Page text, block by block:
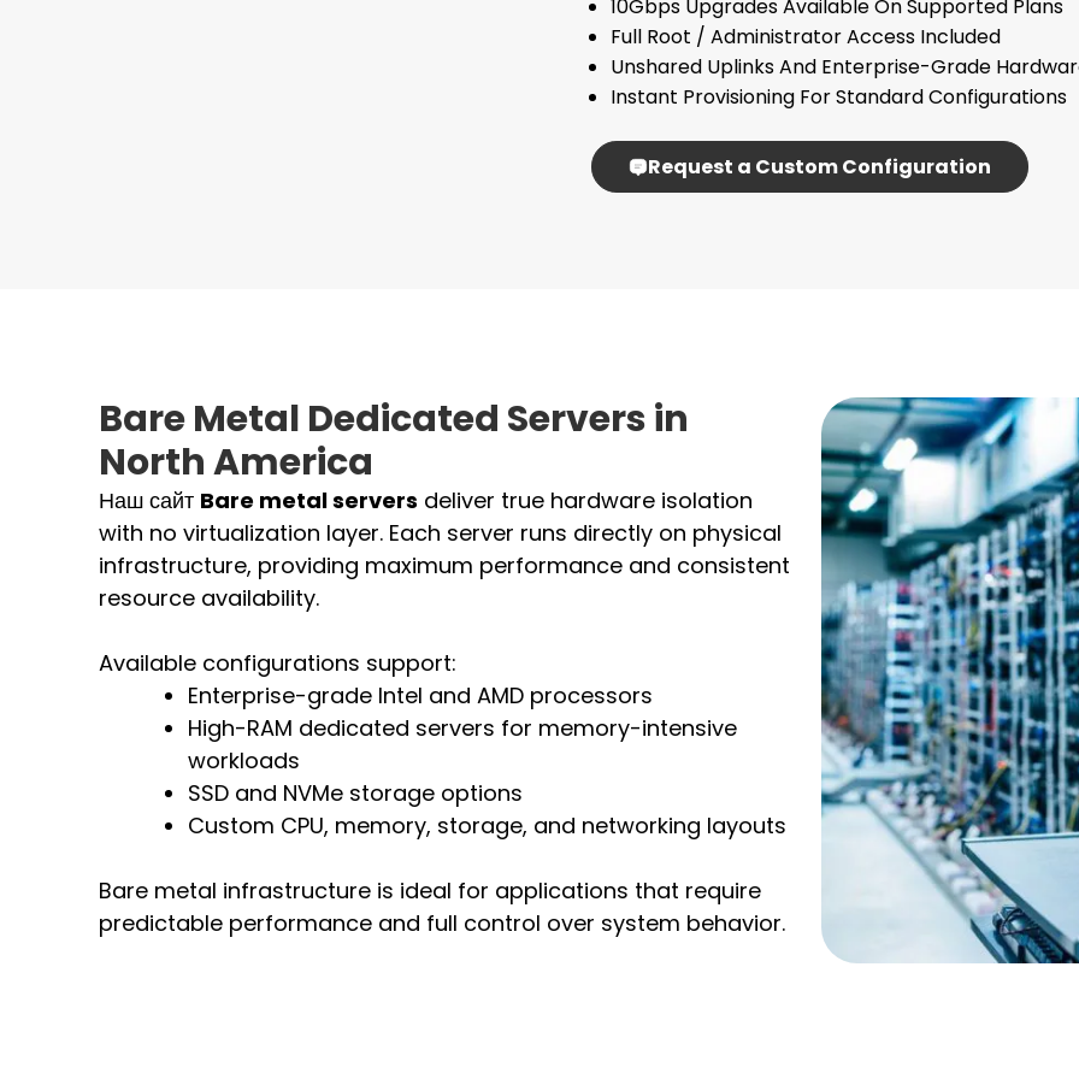
10Gbps Upgrades Available On Supported Plans
Full Root / Administrator Access Included
Unshared Uplinks And Enterprise-Grade
Instant Provisioning For Standard Configurations
Request a Custom Configuration
Bare Metal Dedicated Servers in
North America
Наш сайт Bare metal servers deliver true hardware isolation
with no virtualization layer. Each server runs directly on physical
infrastructure, providing maximum performance and consistent
resource availability.
Available configurations support:
Enterprise-grade Intel and AMD processors
High-RAM dedicated servers for memory-intensive
workloads
SSD and NVMe storage options
Custom CPU, memory, storage, and networking layouts
Bare metal infrastructure is ideal for applications that require
predictable performance and full control over system behavior.